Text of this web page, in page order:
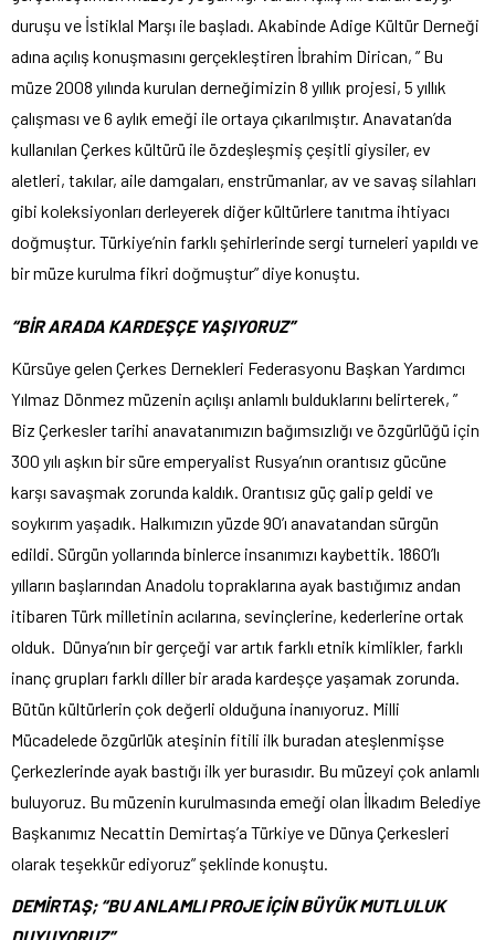
duruşu ve İstiklal Marşı ile başladı. Akabinde Adige Kültür Derneği
adına açılış konuşmasını gerçekleştiren İbrahim Dirican, ” Bu
müze 2008 yılında kurulan derneğimizin 8 yıllık projesi, 5 yıllık
çalışması ve 6 aylık emeği ile ortaya çıkarılmıştır. Anavatan’da
kullanılan Çerkes kültürü ile özdeşleşmiş çeşitli giysiler, ev
aletleri, takılar, aile damgaları, enstrümanlar, av ve savaş silahları
gibi koleksiyonları derleyerek diğer kültürlere tanıtma ihtiyacı
doğmuştur. Türkiye’nin farklı şehirlerinde sergi turneleri yapıldı ve
bir müze kurulma fikri doğmuştur” diye konuştu.
“BİR ARADA KARDEŞÇE YAŞIYORUZ”
Kürsüye gelen Çerkes Dernekleri Federasyonu Başkan Yardımcı
Yılmaz Dönmez müzenin açılışı anlamlı bulduklarını belirterek, ”
Biz Çerkesler tarihi anavatanımızın bağımsızlığı ve özgürlüğü için
300 yılı aşkın bir süre emperyalist Rusya’nın orantısız gücüne
karşı savaşmak zorunda kaldık. Orantısız güç galip geldi ve
soykırım yaşadık. Halkımızın yüzde 90’ı anavatandan sürgün
edildi. Sürgün yollarında binlerce insanımızı kaybettik. 1860’lı
yılların başlarından Anadolu topraklarına ayak bastığımız andan
itibaren Türk milletinin acılarına, sevinçlerine, kederlerine ortak
olduk. Dünya’nın bir gerçeği var artık farklı etnik kimlikler, farklı
inanç grupları farklı diller bir arada kardeşçe yaşamak zorunda.
Bütün kültürlerin çok değerli olduğuna inanıyoruz. Milli
Mücadelede özgürlük ateşinin fitili ilk buradan ateşlenmişse
Çerkezlerinde ayak bastığı ilk yer burasıdır. Bu müzeyi çok anlamlı
buluyoruz. Bu müzenin kurulmasında emeği olan İlkadım Belediye
Başkanımız Necattin Demirtaş’a Türkiye ve Dünya Çerkesleri
olarak teşekkür ediyoruz” şeklinde konuştu.
DEMİRTAŞ; “BU ANLAMLI PROJE İÇİN BÜYÜK MUTLULUK